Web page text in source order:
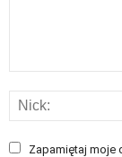
Zapamiętaj moje